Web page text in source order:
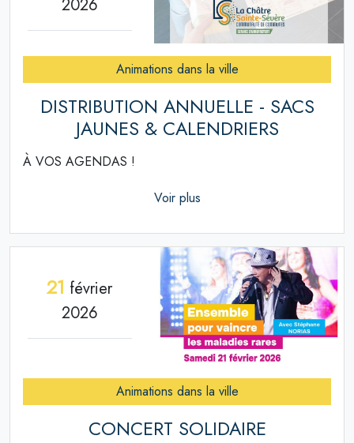
2026
Animations dans la ville
DISTRIBUTION ANNUELLE - SACS
JAUNES & CALENDRIERS
À VOS AGENDAS !
Voir plus
21 février
2026
Animations dans la ville
CONCERT SOLIDAIRE